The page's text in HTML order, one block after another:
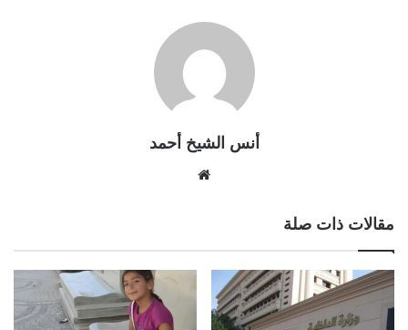
أنس الشيخ أحمد
مقالات ذات صلة